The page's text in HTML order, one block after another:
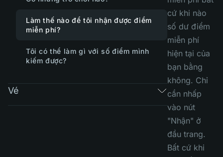
Làm thế nào để tôi nhận được điểm
miễn phí?
Tôi có thể làm gì với số điểm mình
kiếm được?
Vé
cứ khi nào
số dư điểm
miễn phí
hiện tại của
bạn bằng
không. Chỉ
cần nhấp
vào nút
"Nhận" ở
đầu trang.
Bất cứ khi